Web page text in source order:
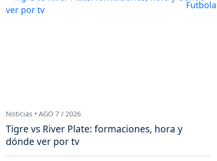
Noticias • AGO 7 / 2026
Tigre vs River Plate: formaciones, hora y
dónde ver por tv